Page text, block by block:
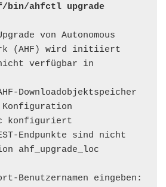
bin/ahfctl upgrade
von Autonomous
(AHF) wird initiiert
verfügbar in
Downloadobjektspeicher
konfiguriert
Endpunkte sind nicht
ahf_upgrade_loc
Benutzernamen eingeben: